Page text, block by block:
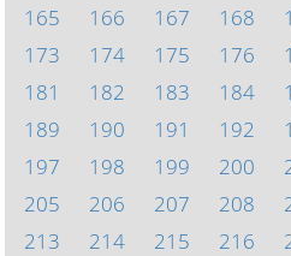
165
166 167 168
173
174 175 176
181
182 183 184
189
190 191 192
197
198 199 200
205
206 207 208
213
214 215 216